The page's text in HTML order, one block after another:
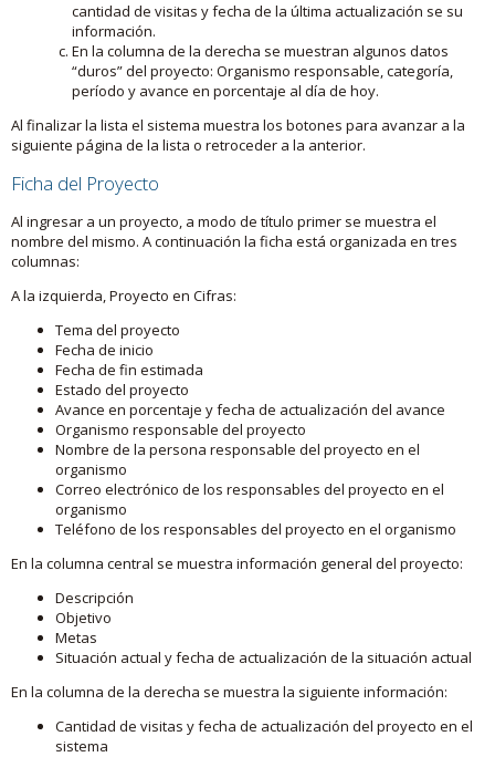
cantidad de visitas y fecha de la última actualización se su
información.
En la columna de la derecha se muestran algunos datos
“duros” del proyecto: Organismo responsable, categoría,
período y avance en porcentaje al día de hoy.
Al finalizar la lista el sistema muestra los botones para avanzar a la
siguiente página de la lista o retroceder a la anterior.
Ficha del Proyecto
Al ingresar a un proyecto, a modo de título primer se muestra el
nombre del mismo. A continuación la ficha está organizada en tres
columnas:
A la izquierda, Proyecto en Cifras:
Tema del proyecto
Fecha de inicio
Fecha de fin estimada
Estado del proyecto
Avance en porcentaje y fecha de actualización del avance
Organismo responsable del proyecto
Nombre de la persona responsable del proyecto en el
organismo
Correo electrónico de los responsables del proyecto en el
organismo
Teléfono de los responsables del proyecto en el organismo
En la columna central se muestra información general del proyecto:
Descripción
Objetivo
Metas
Situación actual y fecha de actualización de la situación actual
En la columna de la derecha se muestra la siguiente información:
Cantidad de visitas y fecha de actualización del proyecto en el
sistema